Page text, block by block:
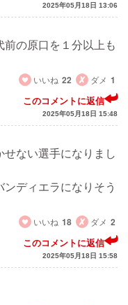
2025年05月18日 13:06
の原口を１分以上も
いいね 22 ダメ 1
このコメントに返信
2025年05月18日 15:48
ない選手になりまし
ディエラになりそう
いいね 18 ダメ 2
このコメントに返信
2025年05月18日 15:58